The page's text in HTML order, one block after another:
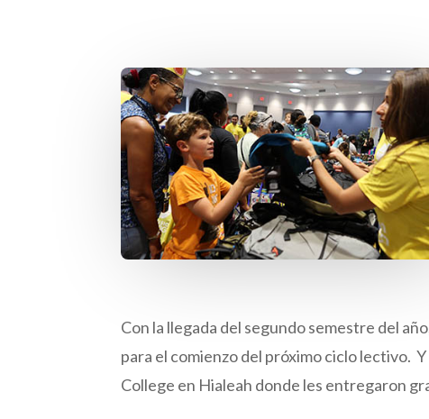
Con la llegada del segundo semestre del
para el comienzo del próximo ciclo lectivo.
College en Hialeah donde les entregaron